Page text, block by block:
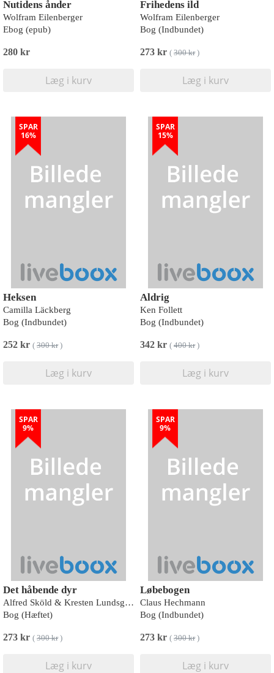
Nutidens ånder
Wolfram Eilenberger
Ebog (epub)
280 kr
Læg i kurv
Frihedens ild
Wolfram Eilenberger
Bog (Indbundet)
273 kr ( 300 kr)
Læg i kurv
SPAR
16%
Heksen
Camilla Läckberg
Bog (Indbundet)
252 kr ( 300 kr)
Læg i kurv
SPAR
15%
Aldrig
Ken Follett
Bog (Indbundet)
342 kr ( 400 kr)
Læg i kurv
SPAR
9%
Det håbende dyr
Alfred Sköld & Kresten Lundsgaard-Leth (red.)
Bog (Hæftet)
273 kr ( 300 kr)
Læg i kurv
SPAR
9%
Løbebogen
Claus Hechmann
Bog (Indbundet)
273 kr ( 300 kr)
Læg i kurv